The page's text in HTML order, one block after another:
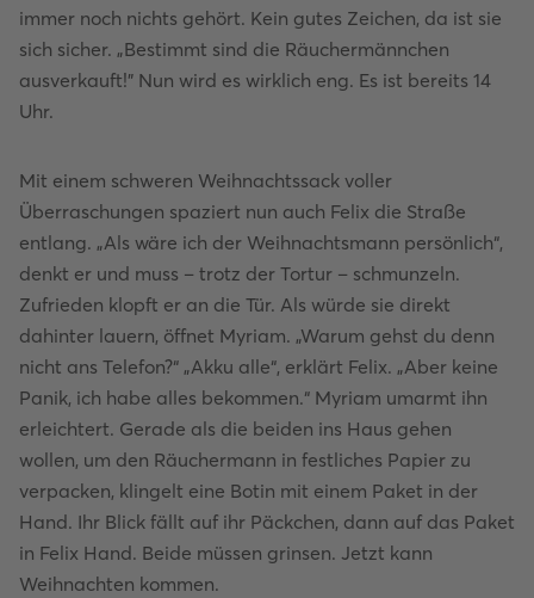
immer noch nichts gehört. Kein gutes Zeichen, da ist sie
sich sicher. „Bestimmt sind die Räuchermännchen
ausverkauft!" Nun wird es wirklich eng. Es ist bereits 14
Uhr.
Mit einem schweren Weihnachtssack voller
Überraschungen spaziert nun auch Felix die Straße
entlang. „Als wäre ich der Weihnachtsmann persönlich“,
denkt er und muss – trotz der Tortur – schmunzeln.
Zufrieden klopft er an die Tür. Als würde sie direkt
dahinter lauern, öffnet Myriam. „Warum gehst du denn
nicht ans Telefon?“ „Akku alle“, erklärt Felix. „Aber keine
Panik, ich habe alles bekommen.“ Myriam umarmt ihn
erleichtert. Gerade als die beiden ins Haus gehen
wollen, um den Räuchermann in festliches Papier zu
verpacken, klingelt eine Botin mit einem Paket in der
Hand. Ihr Blick fällt auf ihr Päckchen, dann auf das Paket
in Felix Hand. Beide müssen grinsen. Jetzt kann
Weihnachten kommen.